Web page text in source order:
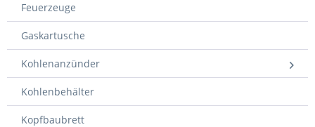
Feuerzeuge
Gaskartusche
Kohlenanzünder
Kohlenbehälter
Kopfbaubrett